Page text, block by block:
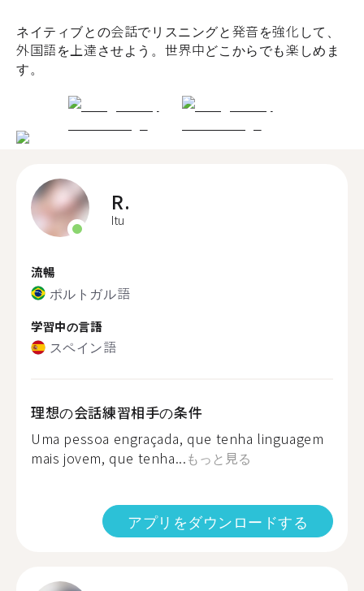
ネイティブとの会話でリスニングと発音を強化して、
外国語を上達させよう。世界中どこからでも楽しめま
す。
R.
Itu
流暢
ポルトガル語
学習中の言語
スペイン語
理想の会話練習相手の条件
Uma pessoa engraçada, que tenha linguagem
mais jovem, que tenha...もっと見る
アプリをダウンロードする